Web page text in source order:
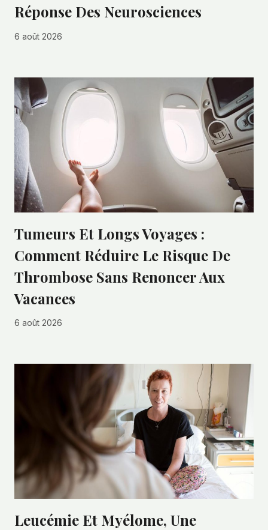
Réponse Des Neurosciences
6 août 2026
Tumeurs Et Longs Voyages :
Comment Réduire Le Risque De
Thrombose Sans Renoncer Aux
Vacances
6 août 2026
Leucémie Et Myélome, Une